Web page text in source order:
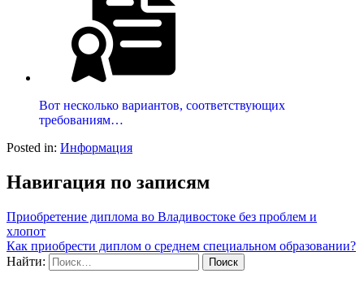
Вот несколько вариантов, соответствующих
требованиям…
Posted in: Информация
Навигация по записям
Приобретение диплома во Владивостоке без проблем и
хлопот
Как приобрести диплом о среднем специальном образовании?
Найти: